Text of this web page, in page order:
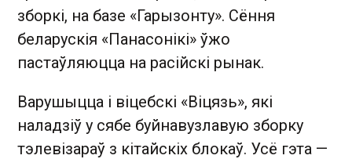
зборкі, на базе «Гарызонту». Сёння
беларускія «Панасонікі» ўжо
пастаўляюцца на расійскі рынак.
Варушыцца і віцебскі «Віцязь», які
наладзіў у сябе буйнавузлавую зборку
тэлевізараў з кітайскіх блокаў. Усё гэта —